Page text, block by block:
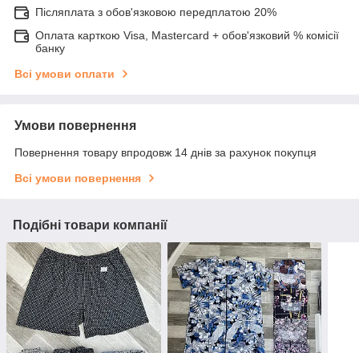
Післяплата з обов'язковою передплатою 20%
Оплата карткою Visa, Mastercard + обов'язковий % комісії
банку
Всі умови оплати
Умови повернення
Повернення товару впродовж 14 днів за рахунок покупця
Всі умови повернення
Подібні товари компанії